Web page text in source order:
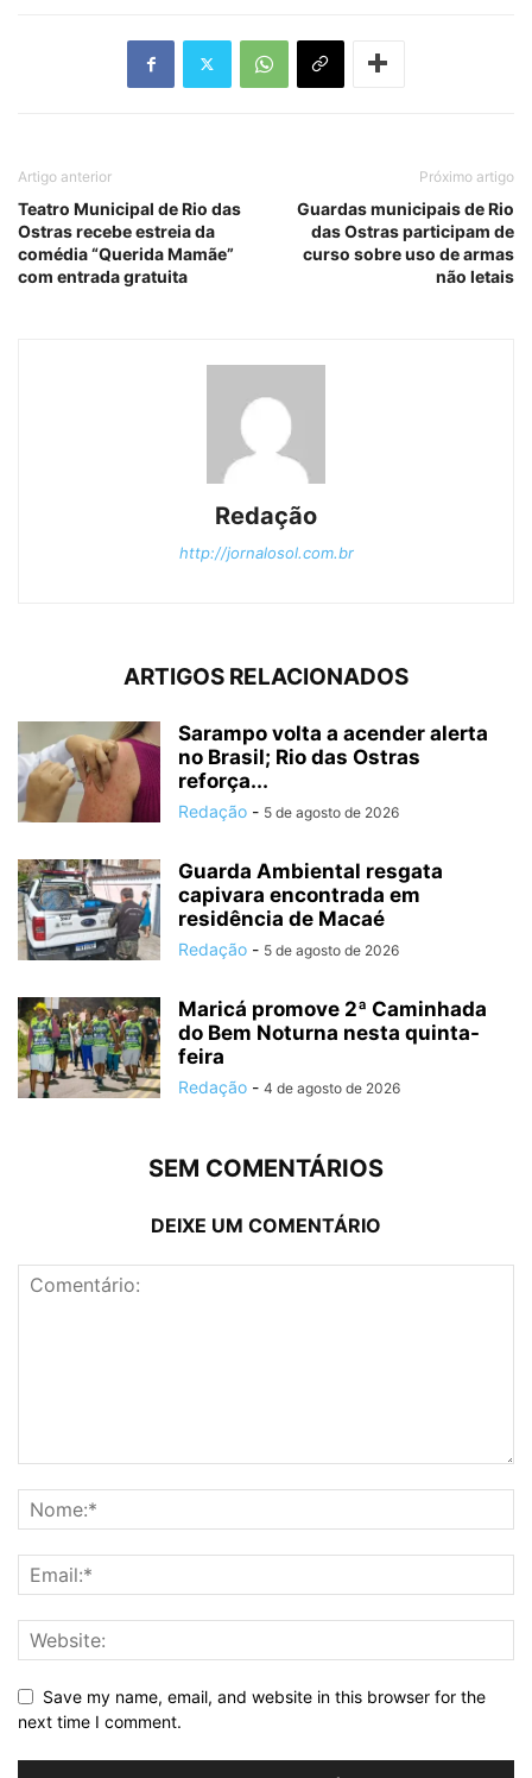
Artigo anterior
Teatro Municipal de Rio das
Ostras recebe estreia da
comédia “Querida Mamãe”
com entrada gratuita
Próximo artigo
Guardas municipais de Rio
das Ostras participam de
curso sobre uso de armas
não letais
Redação
http://jornalosol.com.br
ARTIGOS RELACIONADOS
Sarampo volta a acender alerta
no Brasil; Rio das Ostras
reforça...
Redação - 5 de agosto de 2026
Guarda Ambiental resgata
capivara encontrada em
residência de Macaé
Redação - 5 de agosto de 2026
Maricá promove 2ª Caminhada
do Bem Noturna nesta quinta-
feira
Redação - 4 de agosto de 2026
SEM COMENTÁRIOS
DEIXE UM COMENTÁRIO
Save my name, email, and website in this browser for the
next time I comment.